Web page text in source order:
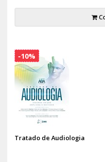
Tratado de Audiologia
-10%